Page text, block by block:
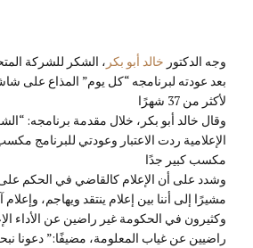
وجه الدكتور خالد أبو بكر ، الشكر للشركة
بعد عودته لبرنامجه “كل يوم” المذاع على
لأكثر من 37 شهرًا
وقال خالد أبو بكر، خلال مقدمة برنامجه:
الإعلامية ردت الاعتبار وعودتي للبرنامج
مكسب كبير جدًا
وشدد على أن الإعلام كالقاضي في الحكم على
مشيرًا إلى أننا بين إعلام ينتقد ويهاجم،
وكثيرون في الحكومة غير راضين عن الأداء
راضيين عن غياب المعلومة، مضيفًا:” دعونا